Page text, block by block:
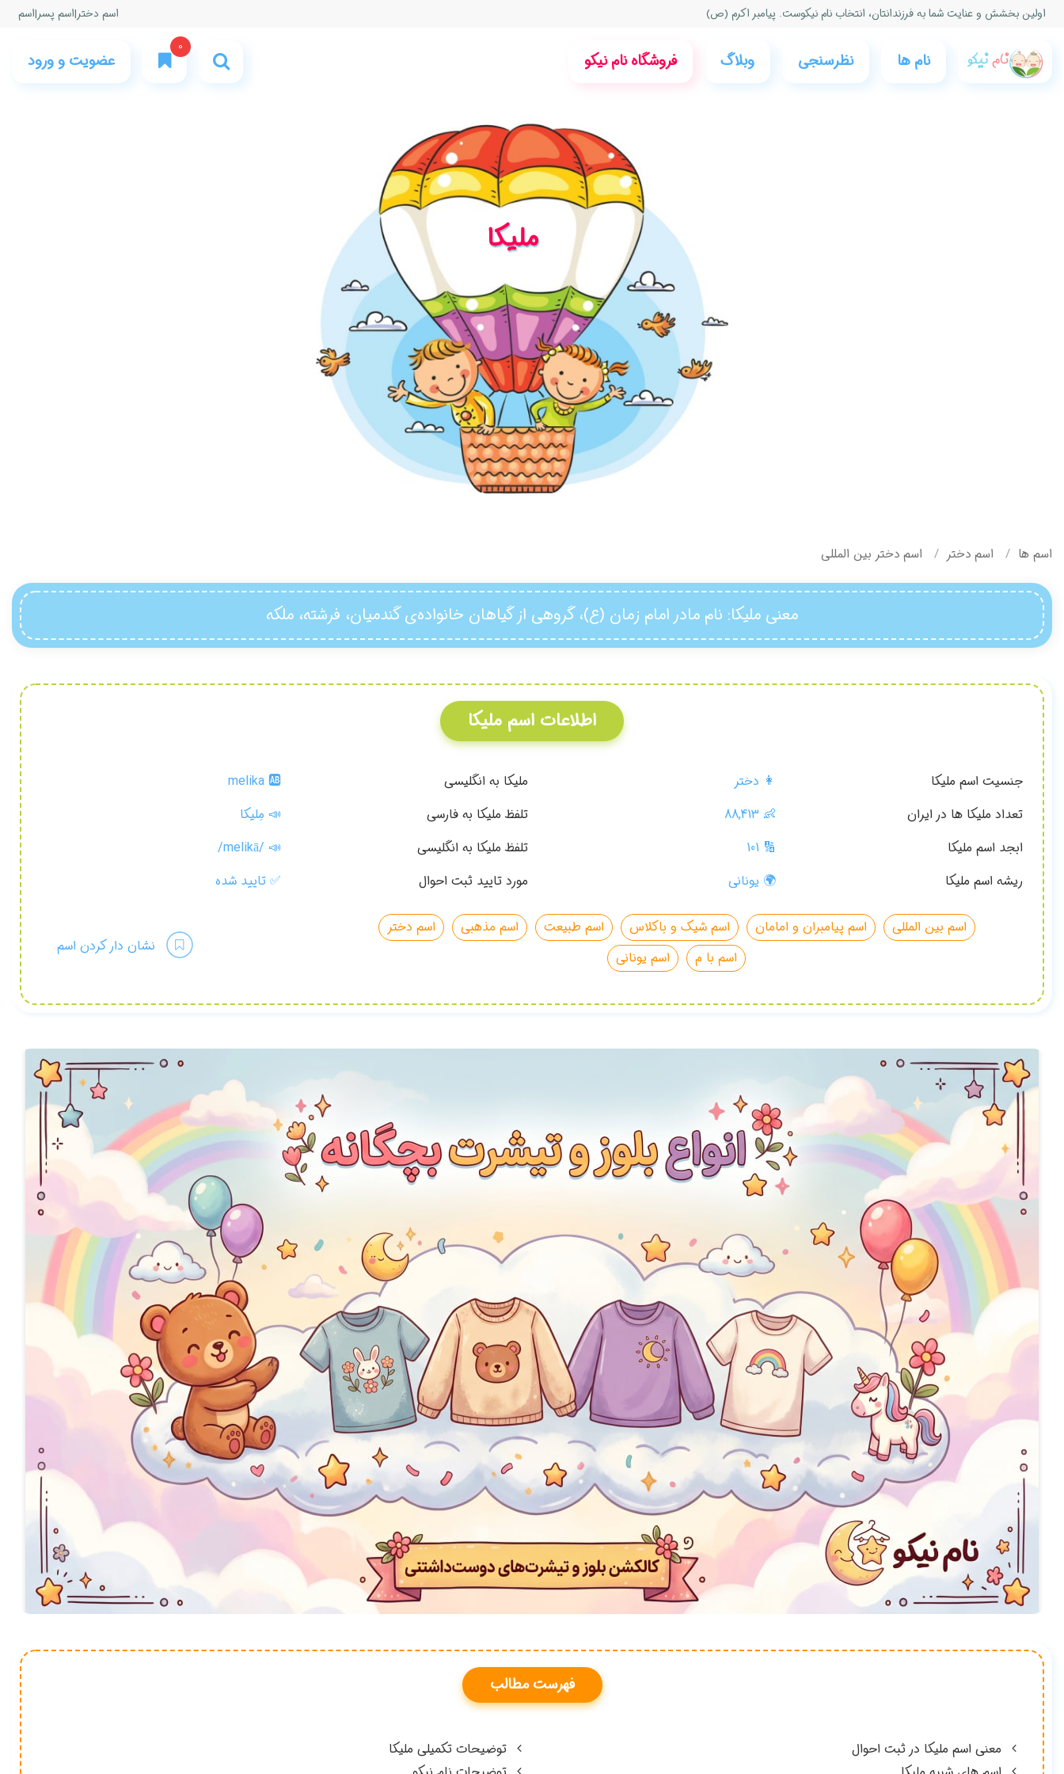
اولین بخشش و عنایت شما به فرزندانتان، انتخاب نام نیكوست. پیامبر اكرم (ص) اسم دختر|اسم پسر|اسم
نام ها نظرسنجی‌ وبلاگ فروشگاه نام نیکو
0
عضویت و ورود
ملیکا
اسم ها اسم دختر اسم دختر بین المللی
معنی ملیکا: نام مادر امام زمان (ع)، گروهي از گياهان خانواده‌ي گندميان، فرشته، ملکه
اطلاعات اسم ملیکا
جنسیت اسم ملیکا 👩 دختر ملیکا به انگلیسی
melika 🆎
تعداد ملیکا ها در ایران
👶
88,413 تلفظ ملیکا به فارسی
📣 مِليکا
ابجد اسم ملیکا
🔢 101 تلفظ ملیکا به انگلیسی /melikā/ 📣
ریشه اسم ملیکا
🌍 یونانی مورد تایید ثبت احوال ✅تایید شده
اسم بین المللی اسم پیامبران و امامان اسم شیک و باکلاس اسم طبیعت اسم مذهبی
اسم دختر
اسم با م
اسم یونانی
نشان دار کردن اسم
فهرست مطالب
معنی اسم ملیکا در ثبت احوال
توضیحات تکمیلی ملیکا